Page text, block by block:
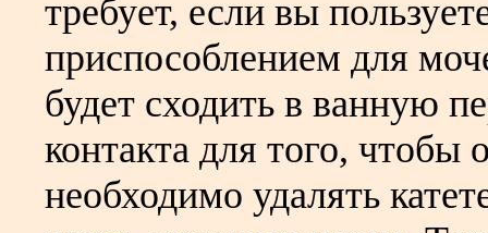
требует, если вы
приспособлением для
будет сходить в ванную
контакта для того, чтобы
необходимо удалять